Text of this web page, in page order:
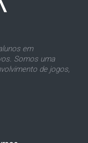
em
Somos uma
de jogos,